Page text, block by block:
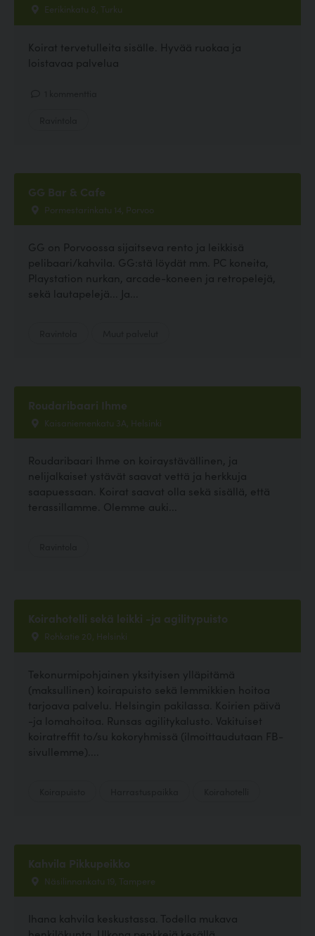
Eerikinkatu 8, Turku
Koirat tervetulleita sisälle. Hyvää ruokaa ja
loistavaa palvelua
GG Bar & Cafe
Pormestarinkatu 14, Porvoo
GG on Porvoossa sijaitseva rento ja leikkisä
pelibaari/kahvila. GG:stä löydät mm. PC koneita,
Playstation nurkan, arcade-koneen ja retropelejä,
sekä lautapelejä... Ja...
Roudaribaari Ihme
Kaisaniemenkatu 3A, Helsinki
Roudaribaari Ihme on koiraystävällinen, ja
nelijalkaiset ystävät saavat vettä ja herkkuja
saapuessaan. Koirat saavat olla sekä sisällä, että
terassillamme. Olemme auki...
Koirahotelli sekä leikki -ja agilitypuisto
Rohkatie 20, Helsinki
Tekonurmipohjainen yksityisen ylläpitämä
(maksullinen) koirapuisto sekä lemmikkien hoitoa
tarjoava palvelu. Helsingin pakilassa. Koirien päivä
-ja lomahoitoa. Runsas agilitykalusto. Vakituiset
koiratreffit to/su kokoryhmissä (ilmoittaudutaan FB-
sivullemme)....
Kahvila Pikkupeikko
Näsilinnankatu 19, Tampere
Ihana kahvila keskustassa. Todella mukava